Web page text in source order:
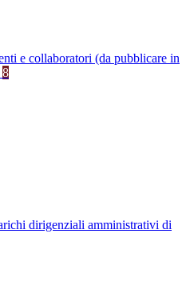
e collaboratori (da pubblicare in
8
dirigenziali amministrativi di